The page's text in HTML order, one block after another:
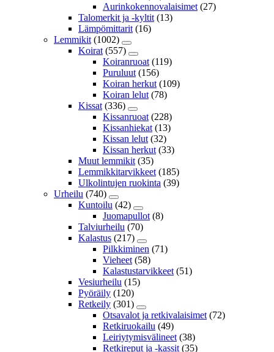
Aurinkokennovalaisimet (27)
Talomerkit ja -kyltit (13)
Lämpömittarit (16)
Lemmikit (1002)
Koirat (557)
Koiranruoat (119)
Puruluut (156)
Koiran herkut (109)
Koiran lelut (78)
Kissat (336)
Kissanruoat (228)
Kissanhiekat (13)
Kissan lelut (32)
Kissan herkut (33)
Muut lemmikit (35)
Lemmikkitarvikkeet (185)
Ulkolintujen ruokinta (39)
Urheilu (740)
Kuntoilu (42)
Juomapullot (8)
Talviurheilu (70)
Kalastus (217)
Pilkkiminen (71)
Vieheet (58)
Kalastustarvikkeet (51)
Vesiurheilu (15)
Pyöräily (120)
Retkeily (301)
Otsavalot ja retkivalaisimet (72)
Retkiruokailu (49)
Leiriytymisvälineet (38)
Retkireput ja -kassit (35)